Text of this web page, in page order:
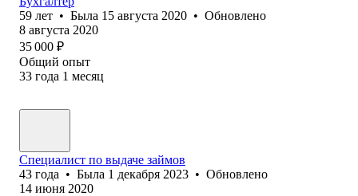
59 лет • Была 15 августа 2020 • Обновлено
8 августа 2020
35 000 ₽
Общий опыт
33 года 1 месяц
Специалист по выдаче займов
43 года • Была 1 декабря 2023 • Обновлено
14 июня 2020